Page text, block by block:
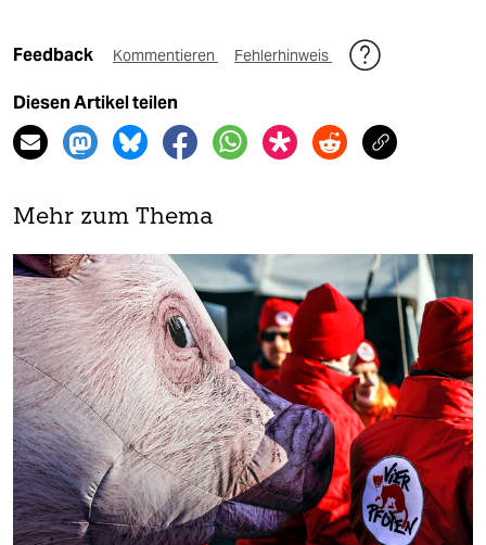
Feedback Kommentieren Fehlerhinweis
Diesen Artikel teilen
Mehr zum Thema